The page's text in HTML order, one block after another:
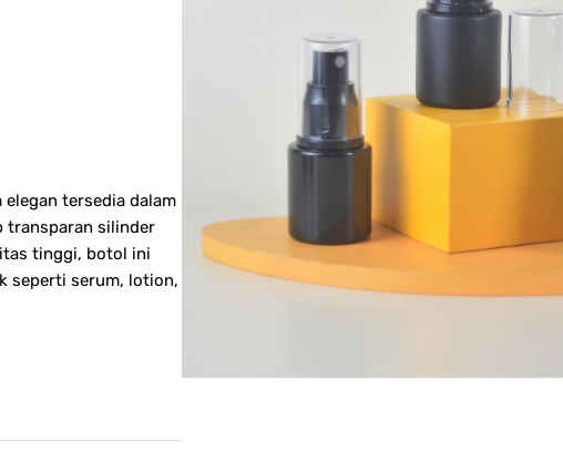
tersedia dalam
transparan silinder
tinggi, botol ini
seperti serum, lotion,